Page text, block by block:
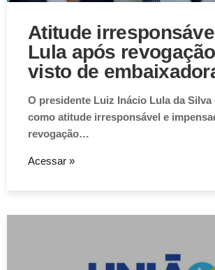
Atitude
Lula após
visto de
O presidente Luiz Inácio Lula da
como atitude irresponsável e
revogação…
Acessar »